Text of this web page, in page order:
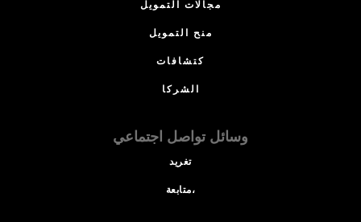
مجالات التمويل
منح التمويل
كتشافات
الشركا
وسائل تواصل اجتماعي
تغريد
متابعة،